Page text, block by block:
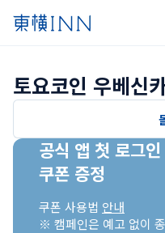
토요코인 우베신
공식 앱 첫 로그인
쿠폰 증정
쿠폰 사용법 안내
※ 캠페인은 예고 없이